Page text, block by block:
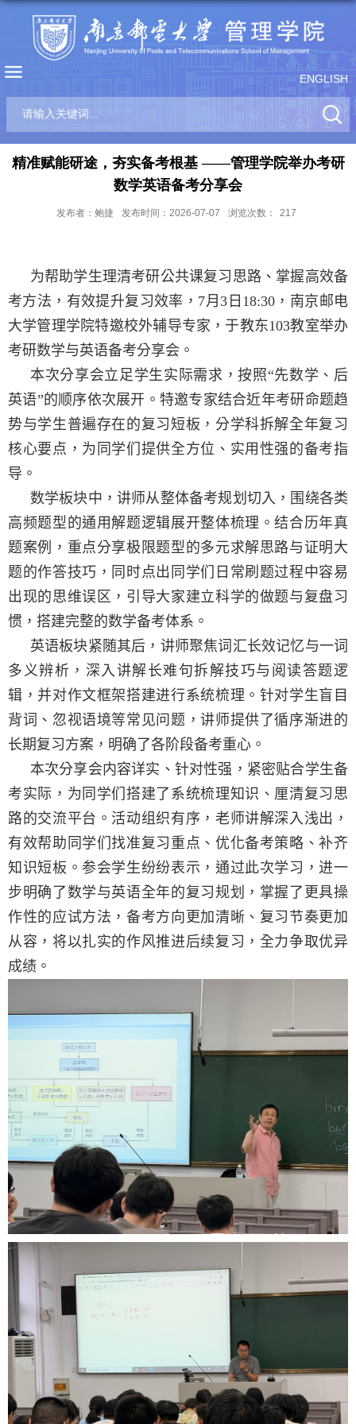
ENGLISH
精准赋能研途，夯实备考根基 ——管理学院举办考研
数学英语备考分享会
发布者：鲍捷 发布时间：2026-07-07 浏览次数： 217
为帮助学生理清考研公共课复习思路、掌握高效备
考方法，有效提升复习效率， 7月3 日 18:30，南京邮电
大学管理学院特邀校外辅导专家 ，于教东103教室举办
考研数学与英语备考分享会。
本次分享会立足学生实际需求，按照“先数学、后
英语”的顺序依次展开。 特邀专家结合近年考研命题趋
势与学生普遍存在的复习短板，分学科拆解全年复习
核心要点，为同学们提供全方位、实用性强的备考指
导。
数学板块中，讲师从整体备考规划切入，围绕各类
高频题型的通用解题逻辑展开整体梳理。结合历年真
题案例，重点分享极限题型的多元求解思路与证明大
题的作答技巧，同时点出同学们日常刷题过程中容易
出现的思维误区，引导大家建立科学的做题与复盘习
惯，搭建完整的数学备考体系。
英语板块紧随其后，讲师聚焦词汇长效记忆与一词
多义辨析，深入讲解长难句拆解技巧与阅读答题逻
辑，并对作文框架搭建进行系统梳理。针对学生盲目
背词、忽视语境等常见问题，讲师提供了循序渐进的
长期复习方案，明确了各阶段备考重心。
本次分享会内容详实、针对性强，紧密贴合学生备
考实际，为同学们搭建了系统梳理知识、厘清复习思
路的交流平台。活动组织有序，老师讲解深入浅出，
有效帮助同学们找准复习重点、优化备考策略、补齐
知识短板。参会学生纷纷表示，通过此次学习，进一
步明确了数学与英语全年的复习规划，掌握了更具操
作性的应试方法，备考方向更加清晰、复习节奏更加
从容，将以扎实的作风推进后续复习，全力争取优异
成绩。